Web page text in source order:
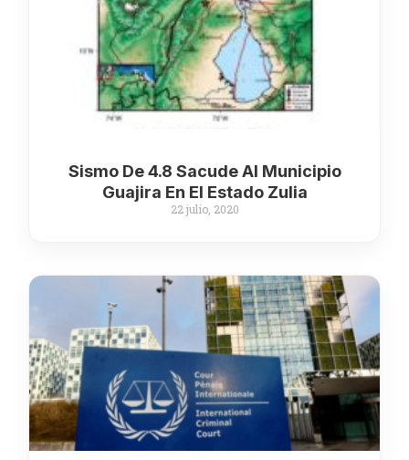
Sismo De 4.8 Sacude Al Municipio
Guajira En El Estado Zulia
22 julio, 2020